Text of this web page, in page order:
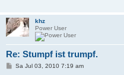
khz
Power User
Re: Stumpf ist trumpf.
BSa Jul 03, 2010 7:19 am